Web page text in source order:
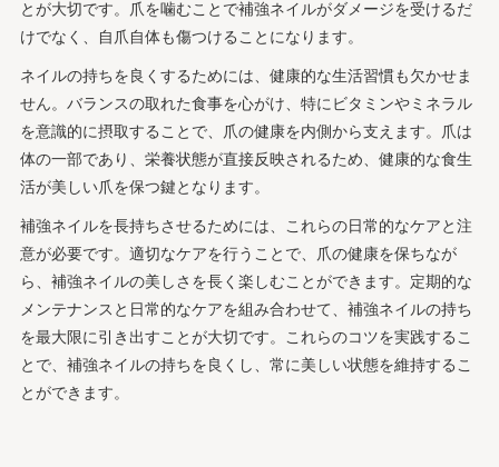
とが大切です。爪を噛むことで補強ネイルがダメージを受けるだ
けでなく、自爪自体も傷つけることになります。
ネイルの持ちを良くするためには、健康的な生活習慣も欠かせま
せん。バランスの取れた食事を心がけ、特にビタミンやミネラル
を意識的に摂取することで、爪の健康を内側から支えます。爪は
体の一部であり、栄養状態が直接反映されるため、健康的な食生
活が美しい爪を保つ鍵となります。
補強ネイルを長持ちさせるためには、これらの日常的なケアと注
意が必要です。適切なケアを行うことで、爪の健康を保ちなが
ら、補強ネイルの美しさを長く楽しむことができます。定期的な
メンテナンスと日常的なケアを組み合わせて、補強ネイルの持ち
を最大限に引き出すことが大切です。これらのコツを実践するこ
とで、補強ネイルの持ちを良くし、常に美しい状態を維持するこ
とができます。